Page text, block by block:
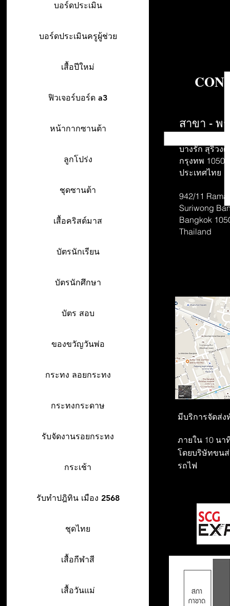
บอร์ดประเมิน
บอร์ดประเมินครูผู้ช่วย
เสื้อปีใหม่
ฟิวเจอร์บอร์ด a3
หน้ากากซานต้า
ลูกโปร่ง
ชุดซานต้า
เสื้อคริสต์มาส
บัตรนักเรียน
บัตรนักศึกษา
บัตร สอบ
ของขวัญวันพ่อ
กระทง ลอยกระทง
กระทงกระดาษ
รับจัดงานรอยกระทง
กระเช้า
รับทำปฎิทิน เมือง 2568
ชุดไทย
เสื้อกีฬาสี
เสื้อวันแม่
สาขา - พ
บางรัก สุริวงศ์
กรุงทพ 10500
ประเทศไทย
942/11 Rama
Suriwong
Bangkok
Thailand
มีบริการจัดส่ง
ภายใน 10 นา
โดยบริษัทขน
รถไฟ